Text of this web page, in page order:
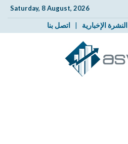
Saturday, 8 August, 2026
النشرة الإخبارية | اتصل بنا